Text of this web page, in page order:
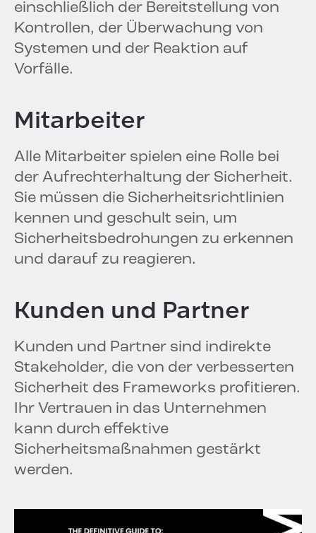
einschließlich der Bereitstellung von
Kontrollen, der Überwachung von
Systemen und der Reaktion auf
Vorfälle.
Mitarbeiter
Alle Mitarbeiter spielen eine Rolle bei
der Aufrechterhaltung der Sicherheit.
Sie müssen die Sicherheitsrichtlinien
kennen und geschult sein, um
Sicherheitsbedrohungen zu erkennen
und darauf zu reagieren.
Kunden und Partner
Kunden und Partner sind indirekte
Stakeholder, die von der verbesserten
Sicherheit des Frameworks profitieren.
Ihr Vertrauen in das Unternehmen
kann durch effektive
Sicherheitsmaßnahmen gestärkt
werden.